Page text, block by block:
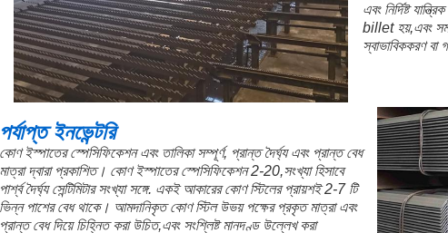
ইস্পাতের
প্রযোজ্য দৃশ্য
কাঠামোর বিভিন্ন চাহিদা অনুসারে কোণ স্টিল বিভিন্ন স্ট্রেস উপাদানগুলির সমন্বয়ে
গঠিত হতে পারে এবং উপাদানগুলির মধ্যে সংযোগকারী হিসাবেও ব্যবহার করা যেতে
পারে।বিভিন্ন বিল্ডিং কাঠামো এবং প্রকৌশল কাঠামো ব্যাপকভাবে ব্যবহৃত, যেমন-
বিম, ব্রিজ, ট্রান্সমিশন টাওয়ার, উত্তোলন ও পরিবহন যন্ত্রপাতি, জাহাজ, শিল্প
চুল্লি, রেঅ্যাকশন টাওয়ার, কনটেইনার র্যাক এবং গুদাম শেল্ফ ইত্যাদি।
গুণমান প্রথমঃ কঠোরভাবে উৎপাদন মান অনুযায়ী উৎপাদন এবং পরিদর্শন;
দামের সুবিধাঃ বাস্তব বাজার মূল্যের উপর ভিত্তি করে ডিসকাউন্ট;
লেনদেনের সুরক্ষাঃ গ্রাহকের অর্থ হারাবে না;
বিক্রয়োত্তর গ্যারান্টিঃ গ্রাহকের সমস্যা আমাদের সমস্যা;